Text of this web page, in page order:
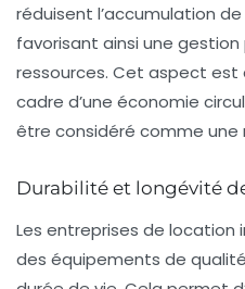
réduisent l’accumulation
favorisant ainsi une
ressources. Cet aspect est
cadre d’une économie
être considéré comme une
Durabilité et longévité
Les entreprises de location
des équipements de